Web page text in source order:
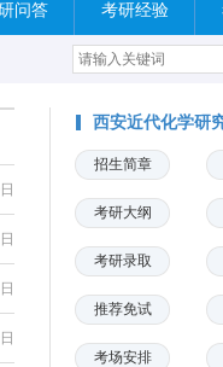
问答 考研经验
西安近代化学研
招生简章
考研大纲
考研录取
推荐免试
考场安排